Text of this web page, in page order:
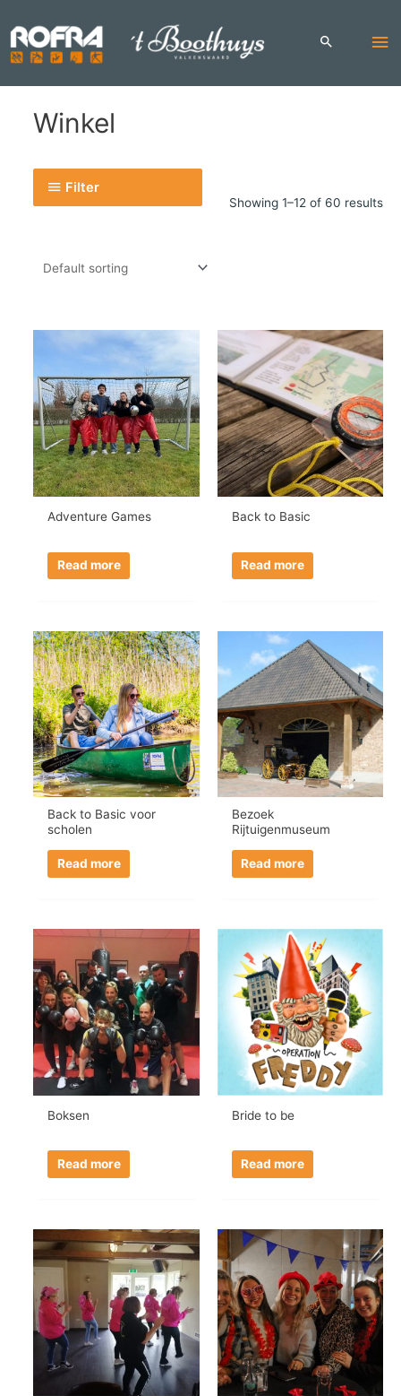
content
Winkel
Filter
Showing 1–12 of 60 results
Adventure Games
Read more
Back to Basic
Read more
Back to Basic voor
scholen
Read more
Bezoek
Rijtuigenmuseum
Read more
Boksen
Read more
Bride to be
Read more